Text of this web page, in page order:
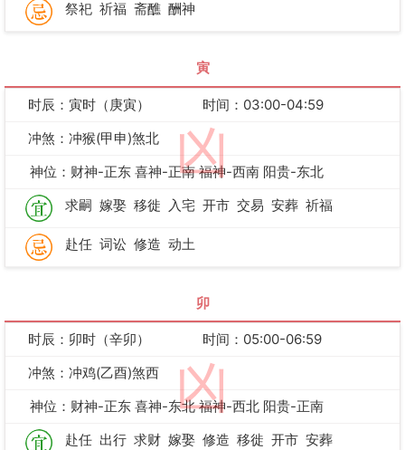
祭祀 祈福 斋醮 酬神
寅
凶
时辰：寅时（庚寅）
时间：03:00-04:59
冲煞：冲猴(甲申)煞北
神位：财神-正东 喜神-正南 福神-西南 阳贵-东北
求嗣 嫁娶 移徙 入宅 开市 交易 安葬 祈福
赴任 词讼 修造 动土
卯
凶
时辰：卯时（辛卯）
时间：05:00-06:59
冲煞：冲鸡(乙酉)煞西
神位：财神-正东 喜神-东北 福神-西北 阳贵-正南
赴任 出行 求财 嫁娶 修造 移徙 开市 安葬